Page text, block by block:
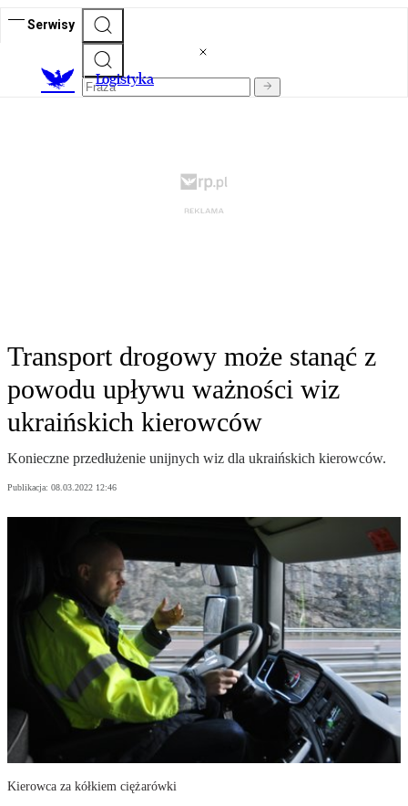
Serwisy
Logistyka
Transport drogowy może stanąć z
powodu upływu ważności wiz
ukraińskich kierowców
Konieczne przedłużenie unijnych wiz dla ukraińskich kierowców.
Publikacja: 08.03.2022 12:46
Kierowca za kółkiem ciężarówki